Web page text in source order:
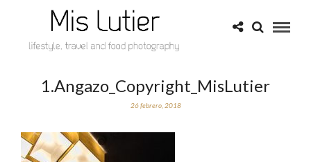
1.Angazo_Copyright_MisLutier
26 febrero, 2018